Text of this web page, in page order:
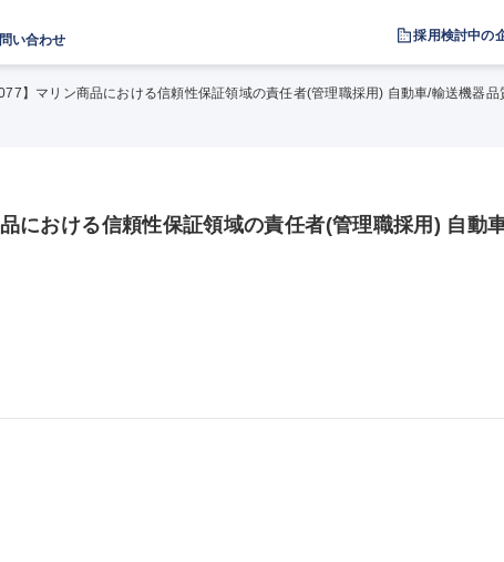
い合わせ 採用検討中の
】マリン商品における信頼性保証領域の責任者(管理職採用) 自動車/輸送機器品
における信頼性保証領域の責任者(管理職採用) 自動